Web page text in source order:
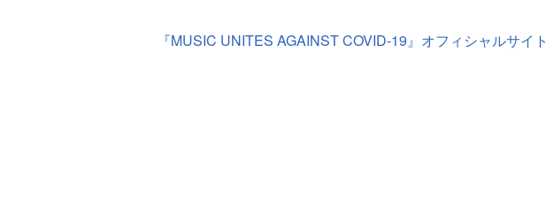
『MUSIC UNITES AGAINST COVID-19』オフィシャルサイト